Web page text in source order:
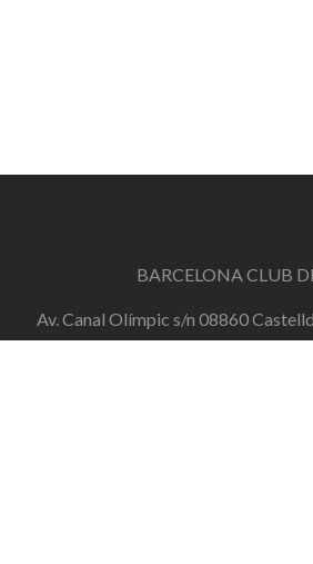
BARCELONA CLUB
Av. Canal Olímpic s/n 08860